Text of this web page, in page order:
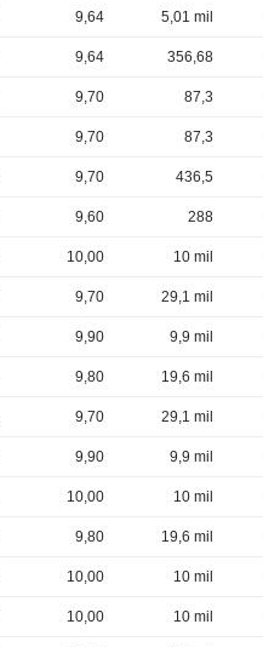
9,64 5,01 mil
9,64 356,68
9,70 87,3
9,70 87,3
9,70 436,5
9,60 288
10,00 10 mil
9,70 29,1 mil
9,90 9,9 mil
9,80 19,6 mil
9,70 29,1 mil
9,90 9,9 mil
10,00 10 mil
9,80 19,6 mil
10,00 10 mil
10,00 10 mil